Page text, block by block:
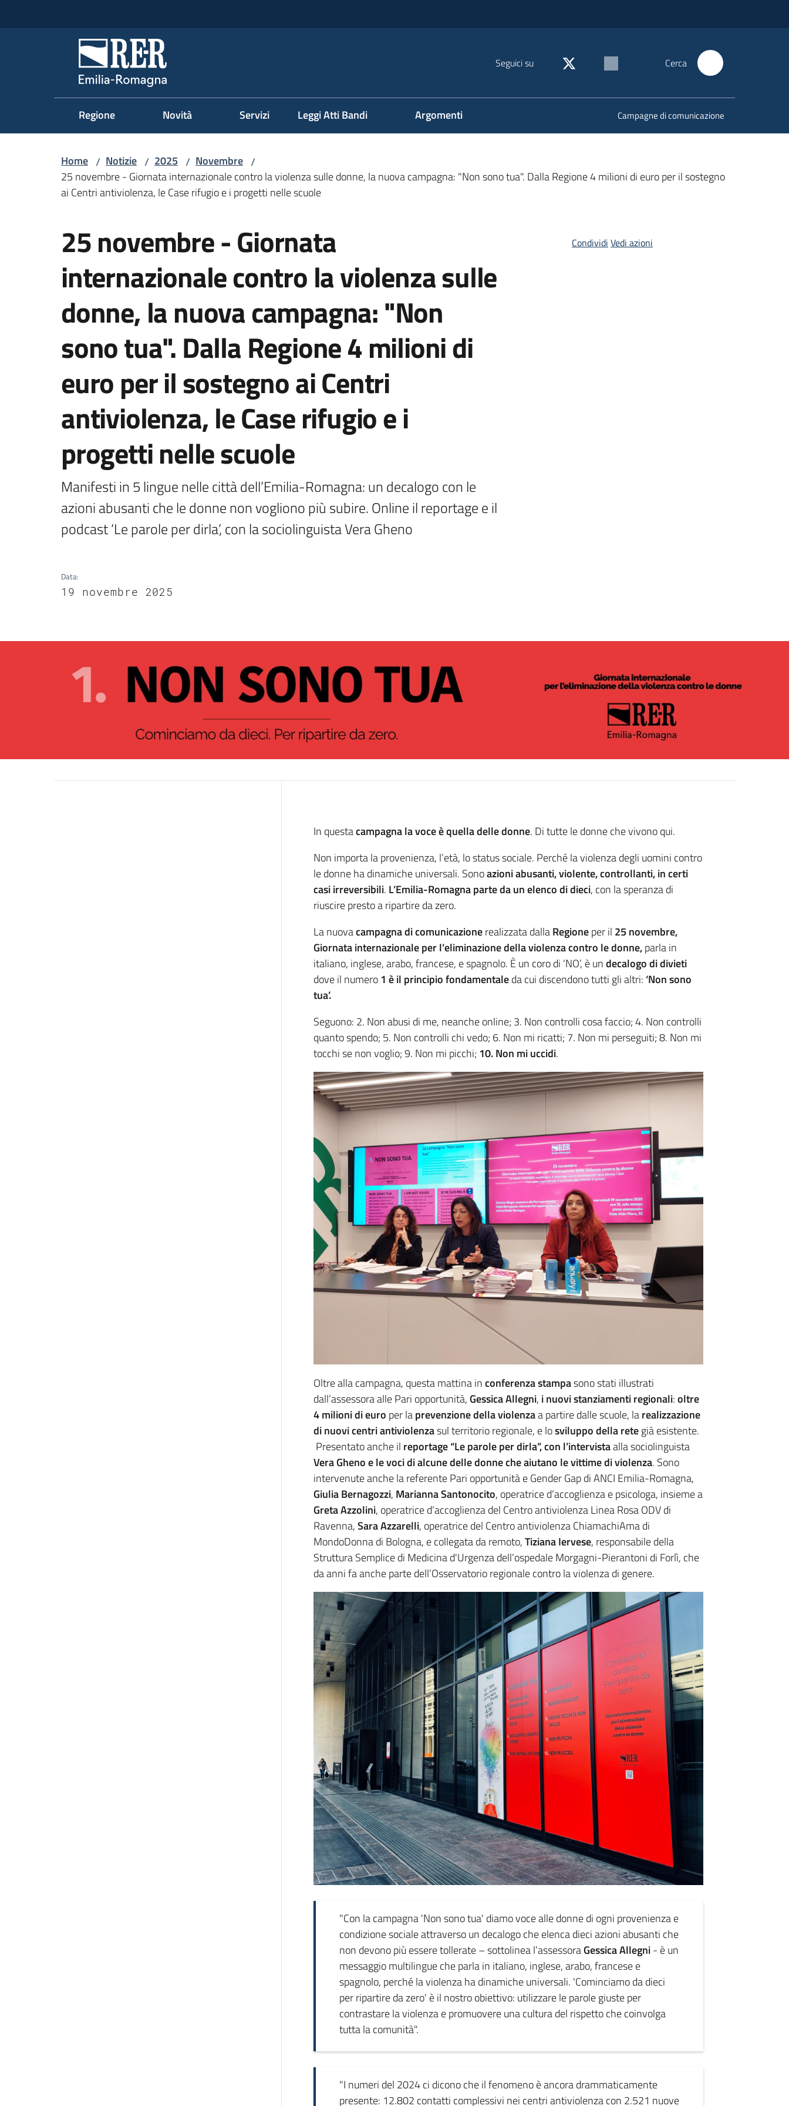
Regione Emilia-Romagna Seguici su Cerca
Regione Novità Servizi Leggi Atti Bandi Argomenti Campagne di comunicazione
Home / Notizie / 2025 / Novembre /
25 novembre - Giornata internazionale contro la violenza sulle donne, la nuova campagna: "Non sono tua". Dalla Regione 4 milioni di euro per il sostegno
ai Centri antiviolenza, le Case rifugio e i progetti nelle scuole
25 novembre - Giornata
internazionale contro la violenza sulle
donne, la nuova campagna: "Non
sono tua". Dalla Regione 4 milioni di
euro per il sostegno ai Centri
antiviolenza, le Case rifugio e i
progetti nelle scuole
Manifesti in 5 lingue nelle città dell’Emilia-Romagna: un decalogo con le
azioni abusanti che le donne non vogliono più subire. Online il reportage e il
podcast ‘Le parole per dirla’, con la sociolinguista Vera Gheno
Data:
19 novembre 2025
Condividi Vedi azioni
Introduzione
In questacampagna la voce è quella delle donne. Di tutte le donne che vivono qui.
Non importa la provenienza, l’età, lo status sociale. Perché la violenza degli uomini contro
le donne ha dinamiche universali. Sonoazioni abusanti, violente, controllanti, in certi
casi irreversibili. L’Emilia-Romagna parte da un elenco di dieci, con la speranza di
riuscire presto a ripartire da zero.
La nuovacampagna di comunicazionerealizzata dallaRegioneper il 25 novembre,
Giornata internazionale per l’eliminazione della violenza contro le donne,parla in
italiano, inglese, arabo, francese, e spagnolo. È un coro di ‘NO’, è undecalogo di divieti
dove il numero1 è il principio fondamentaleda cui discendono tutti gli altri: ‘Non sono
tua’.
Seguono: 2. Non abusi di me, neanche online; 3. Non controlli cosa faccio; 4. Non controlli
quanto spendo; 5. Non controlli chi vedo; 6. Non mi ricatti; 7. Non mi perseguiti; 8. Non mi
tocchi se non voglio; 9. Non mi picchi; 10. Non mi uccidi.
Oltre alla campagna, questa mattina inconferenza stampasono stati illustrati
dall’assessora alle Pari opportunità, Gessica Allegni, i nuovi stanziamenti regionali:oltre
4 milioni di euro per laprevenzione della violenzaa partire dalle scuole, larealizzazione
di nuovi centri antiviolenzasul territorio regionale, e losviluppo della retegià esistente.
Presentato anche il reportage “Le parole per dirla”,con l’intervistaalla sociolinguista
Vera Gheno e le voci di alcune delle donne che aiutano le vittime di violenza. Sono
intervenute anche la referente Pari opportunità e Gender Gap di ANCI Emilia-Romagna,
Giulia Bernagozzi, Marianna Santonocito, operatrice d’accoglienza e psicologa, insieme a
Greta Azzolini, operatrice d’accoglienza del Centro antiviolenza Linea Rosa ODV di
Ravenna,Sara Azzarelli, operatrice del Centro antiviolenza ChiamachiAma di
MondoDonna di Bologna, e collegata da remoto,Tiziana Iervese, responsabile della
Struttura Semplice di Medicina d'Urgenza dell’ospedale Morgagni-Pierantoni di Forlì, che
da anni fa anche parte dell’Osservatorio regionale contro la violenza di genere.
"Con la campagna 'Non sono tua' diamo voce alle donne di ogni provenienza e
condizione sociale attraverso un decalogo che elenca dieci azioni abusanti che
non devono più essere tollerate – sottolinea l’assessoraGessica Allegni- è un
messaggio multilingue che parla in italiano, inglese, arabo, francese e
spagnolo, perché la violenza ha dinamiche universali. 'Cominciamo da dieci
per ripartire da zero' è il nostro obiettivo: utilizzare le parole giuste per
contrastare la violenza e promuovere una cultura del rispetto che coinvolga
tutta la comunità".
"I numeri del 2024 ci dicono che il fenomeno è ancora drammaticamente
presente: 12.802 contatti complessivi nei centri antiviolenza con 2.521 nuove